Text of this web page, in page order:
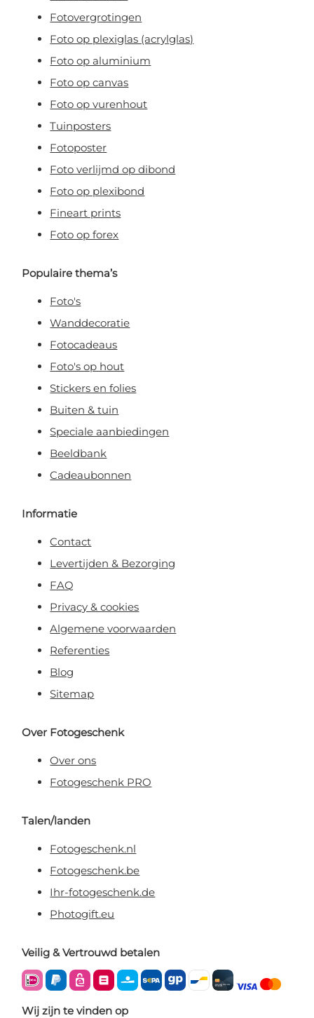
Fotovergrotingen
Foto op plexiglas (acrylglas)
Foto op aluminium
Foto op canvas
Foto op vurenhout
Tuinposters
Fotoposter
Foto verlijmd op dibond
Foto op plexibond
Fineart prints
Foto op forex
Populaire thema’s
Foto's
Wanddecoratie
Fotocadeaus
Foto's op hout
Stickers en folies
Buiten & tuin
Speciale aanbiedingen
Beeldbank
Cadeaubonnen
Informatie
Contact
Levertijden & Bezorging
FAQ
Privacy & cookies
Algemene voorwaarden
Referenties
Blog
Sitemap
Over Fotogeschenk
Over ons
Fotogeschenk PRO
Talen/landen
Fotogeschenk.nl
Fotogeschenk.be
Ihr-fotogeschenk.de
Photogift.eu
Veilig & Vertrouwd betalen
Wij zijn te vinden op